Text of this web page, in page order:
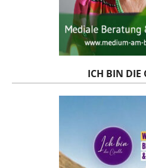
ICH BIN DIE